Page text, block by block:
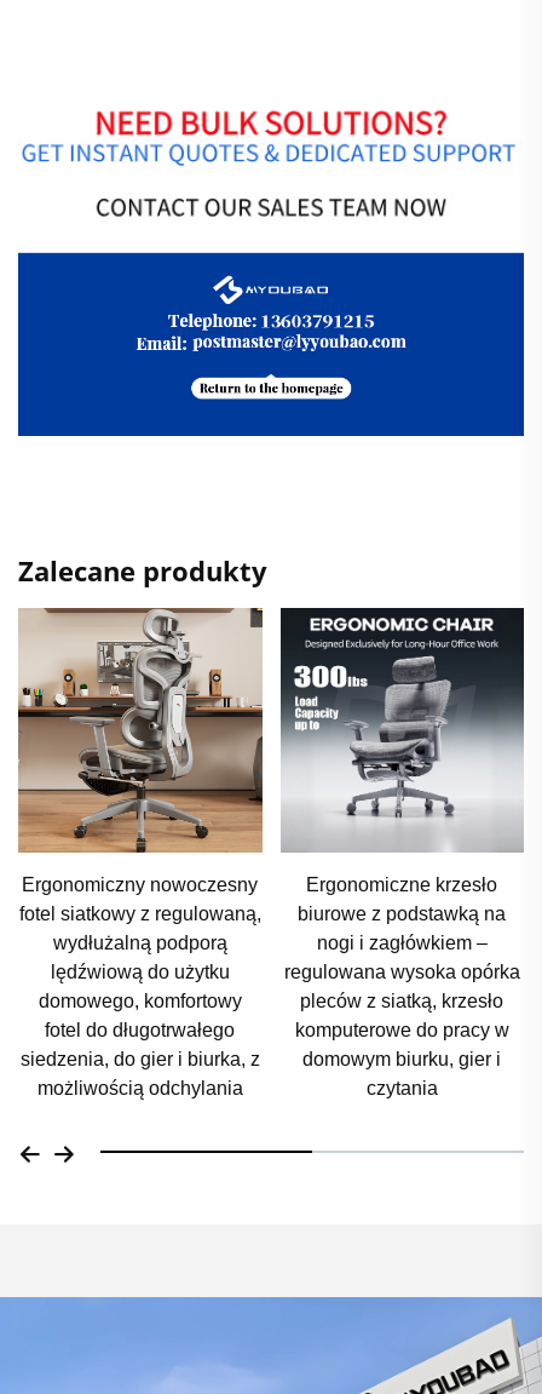
Zalecane produkty
Ergonomiczne krzesło
biurowe z podstawką na
nogi i zagłówkiem –
regulowana wysoka opórka
pleców z siatką, krzesło
komputerowe do pracy w
domowym biurku, gier i
czytania
Nowoczesne ergonomiczne
krzesło biurowe z siatkową
oprózką do pracy, nauki i
gier – wysokość
regulowana, stalowy
szkielet nierdzewny,
komfortowe